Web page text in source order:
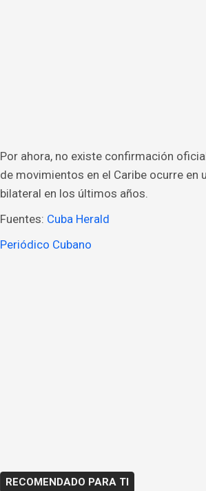
Por ahora, no existe confirmación
de movimientos en el Caribe ocurre
bilateral en los últimos años.
Fuentes: Cuba Herald
Periódico Cubano
RECOMENDADO PARA TI